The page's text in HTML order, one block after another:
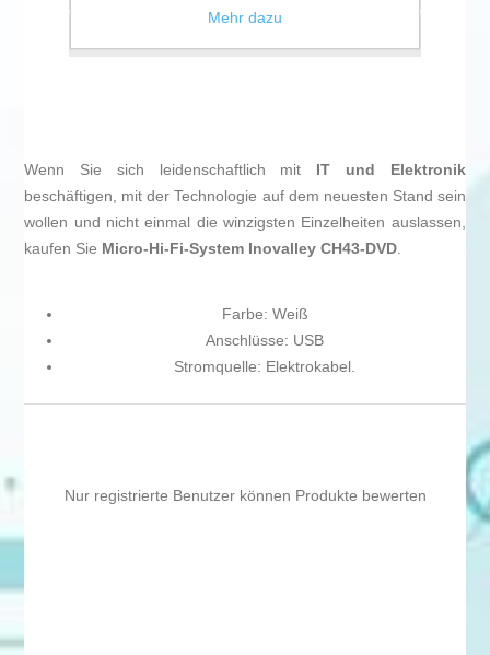
Wenn Sie sich leidenschaftlich mit IT und Elektronik
beschäftigen, mit der Technologie auf dem neuesten Stand sein
wollen und nicht einmal die winzigsten Einzelheiten auslassen,
kaufen Sie Micro-Hi-Fi-System Inovalley CH43-DVD.
Farbe: Weiß
Anschlüsse: USB
Stromquelle: Elektrokabel.
Nur registrierte Benutzer können Produkte bewerten
Mehr dazu